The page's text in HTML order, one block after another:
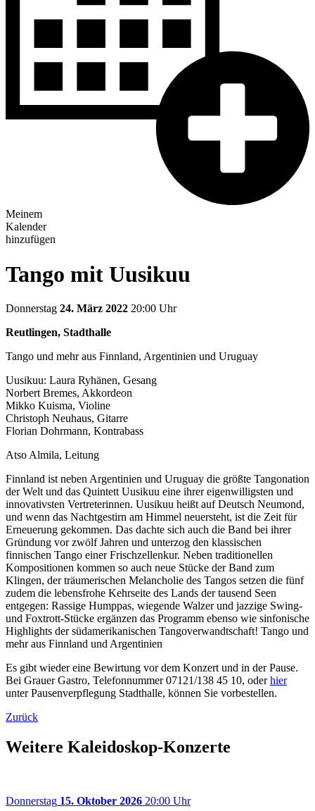
Meinem
Kalender
hinzufügen
Tango mit Uusikuu
Donnerstag 24. März 2022 20:00 Uhr
Reutlingen, Stadthalle
Tango und mehr aus Finnland, Argentinien und Uruguay
Uusikuu: Laura Ryhänen, Gesang
Norbert Bremes, Akkordeon
Mikko Kuisma, Violine
Christoph Neuhaus, Gitarre
Florian Dohrmann, Kontrabass
Atso Almila, Leitung
Finnland ist neben Argentinien und Uruguay die größte Tangonation
der Welt und das Quintett Uusikuu eine ihrer eigenwilligsten und
innovativsten Vertreterinnen. Uusikuu heißt auf Deutsch Neumond,
und wenn das Nachtgestirn am Himmel neuersteht, ist die Zeit für
Erneuerung gekommen. Das dachte sich auch die Band bei ihrer
Gründung vor zwölf Jahren und unterzog den klassischen
finnischen Tango einer Frischzellenkur. Neben traditionellen
Kompositionen kommen so auch neue Stücke der Band zum
Klingen, der träumerischen Melancholie des Tangos setzen die fünf
zudem die lebensfrohe Kehrseite des Lands der tausend Seen
entgegen: Rassige Humppas, wiegende Walzer und jazzige Swing-
und Foxtrott-Stücke ergänzen das Programm ebenso wie sinfonische
Highlights der südamerikanischen Tangoverwandtschaft! Tango und
mehr aus Finnland und Argentinien
Es gibt wieder eine Bewirtung vor dem Konzert und in der Pause.
Bei Grauer Gastro, Telefonnummer 07121/138 45 10, oderhier
unter Pausenverpflegung Stadthalle, können Sie vorbestellen.
Zurück
Weitere Kaleidoskop-Konzerte
Donnerstag 15. Oktober 2026 20:00 Uhr